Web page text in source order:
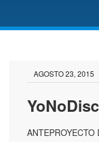
AGOSTO 23, 2015
ANTEPROYECTO